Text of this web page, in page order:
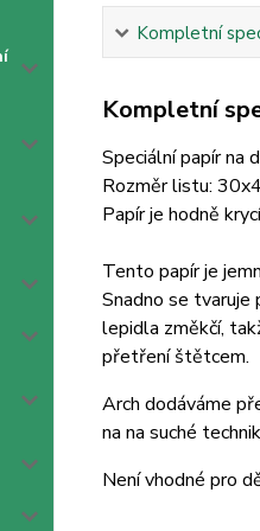
Kompletní
Kompletní
Speciální papír na
Rozměr listu:
Papír je hodně
Tento papír je
Snadno se tvaruje
lepidla změkčí,
přetření štětcem.
Arch dodáváme
na na suché
Není vhodné pro